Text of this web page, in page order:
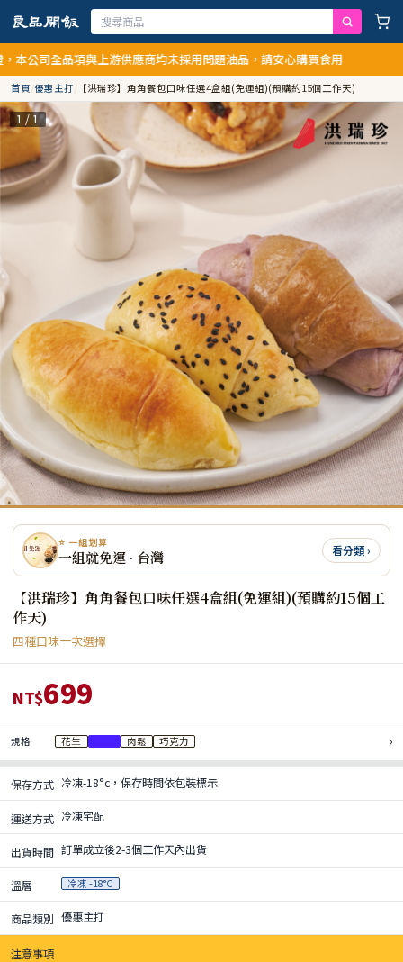
司全品項與上游供應商均未採用問題油品，請安心購買食用
首頁/優惠主打/ 【洪瑞珍】角角餐包口味任選4盒組(免運組)(預購約15個工作天)
1 / 1
⭐ 一組划算
一組就免運 · 台灣 看分類 ›
【洪瑞珍】角角餐包口味任選4盒組(免運組)(預購約15個工
作天)
四種口味一次選擇
NT$699
規格 花生 肉鬆 巧克力 ›
保存方式 冷凍-18°c，保存時間依包裝標示
運送方式 冷凍宅配
出貨時間 訂單成立後2-3個工作天內出貨
溫層 冷凍 -18°C
商品類別 優惠主打
注意事項